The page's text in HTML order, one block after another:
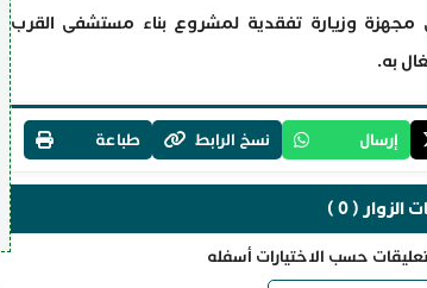
وزيارة تفقدية لمشروع بناء مستشفى القرب
به.
إرسال نسخ الرابط طباعة
الزوار ( 0 )
حسب الاختيارات أسفله